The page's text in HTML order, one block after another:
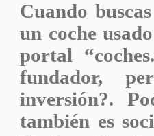
Cuando
un coche
portal
fundador,
inversión?.
también es